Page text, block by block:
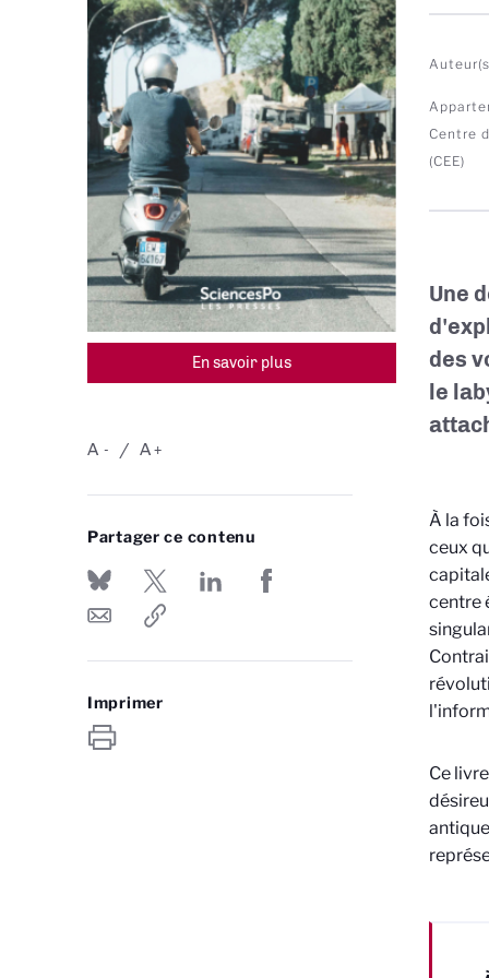
En savoir plus
-
A +
A
Partager ce contenu
Imprimer
Centre
(CEE)
Une
des
le
À la
ceux
centre
Ce